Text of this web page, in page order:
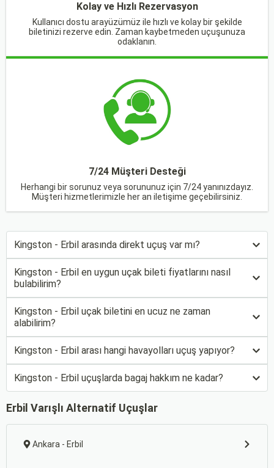
Kolay ve Hızlı Rezervasyon
Kullanıcı dostu arayüzümüz ile hızlı ve kolay bir şekilde
biletinizi rezerve edin. Zaman kaybetmeden uçuşunuza
odaklanın.
7/24 Müşteri Desteği
Herhangi bir sorunuz veya sorununuz için 7/24 yanınızdayız.
Müşteri hizmetlerimizle her an iletişime geçebilirsiniz.
Kingston - Erbil arasında direkt uçuş var mı?
Kingston - Erbil en uygun uçak bileti fiyatlarını nasıl
bulabilirim?
Kingston - Erbil uçak biletini en ucuz ne zaman
alabilirim?
Kingston - Erbil arası hangi havayolları uçuş yapıyor?
Kingston - Erbil uçuşlarda bagaj hakkım ne kadar?
Erbil Varışlı Alternatif Uçuşlar
Ankara - Erbil